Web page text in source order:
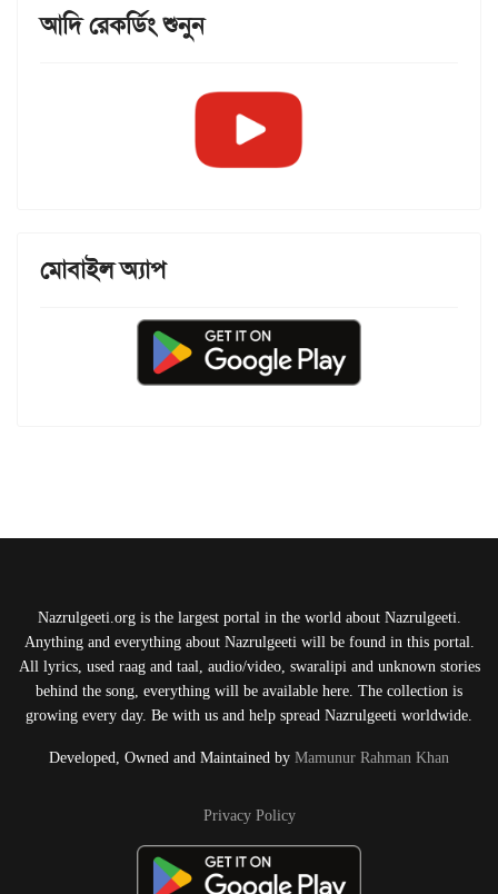
আদি রেকর্ডিং শুনুন
মোবাইল অ্যাপ
Nazrulgeeti.org is the largest portal in the world about Nazrulgeeti.
Anything and everything about Nazrulgeeti will be found in this portal.
All lyrics, used raag and taal, audio/video, swaralipi and unknown stories
behind the song, everything will be available here. The collection is
growing every day. Be with us and help spread Nazrulgeeti worldwide.
Developed, Owned and Maintained by Mamunur Rahman Khan
Privacy Policy